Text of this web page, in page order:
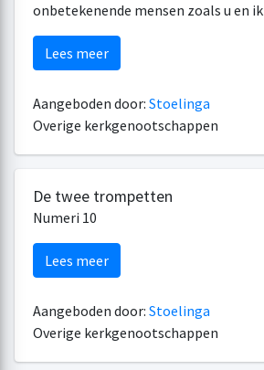
onbetekenende mensen zoals u en ik
Lees meer
Aangeboden door: Stoelinga
Overige kerkgenootschappen
De twee trompetten
Numeri 10
Lees meer
Aangeboden door: Stoelinga
Overige kerkgenootschappen